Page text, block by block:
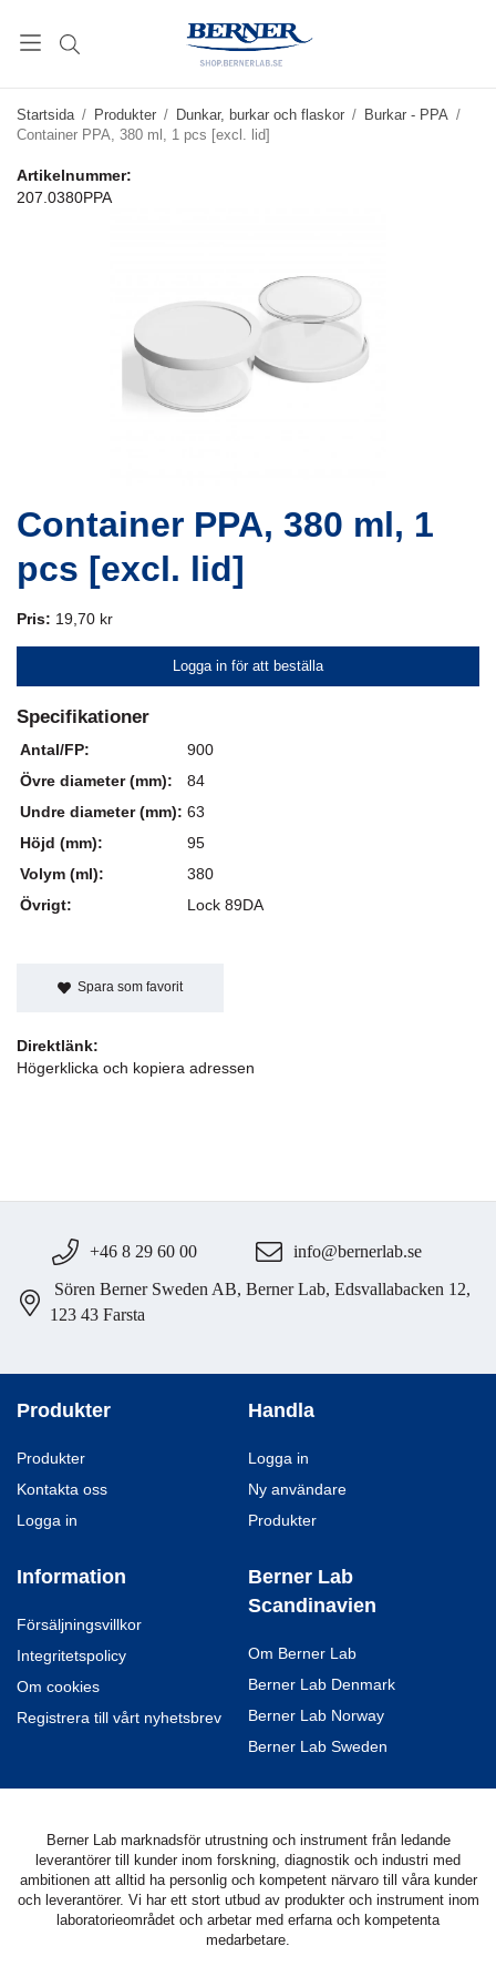
Startsida / Produkter / Dunkar, burkar och flaskor / Burkar - PPA /
Container PPA, 380 ml, 1 pcs [excl. lid]
Artikelnummer:
207.0380PPA
Container PPA, 380 ml, 1
pcs [excl. lid]
Pris: 19,70 kr
Logga in för att beställa
Specifikationer
Antal/FP:
900
Övre diameter (mm):
84
Undre diameter (mm): 63
Höjd (mm):
95
Volym (ml):
380
Övrigt:
Lock 89DA
Spara som favorit
Direktlänk:
Högerklicka och kopiera adressen
+46 8 29 60 00 info@bernerlab.se
Sören Berner Sweden AB, Berner Lab, Edsvallabacken 12,
123 43 Farsta
Produkter
Produkter
Kontakta oss
Logga in
Handla
Logga in
Ny användare
Produkter
Information
Försäljningsvillkor
Integritetspolicy
Om cookies
Registrera till vårt nyhetsbrev
Berner Lab
Scandinavien
Om Berner Lab
Berner Lab Denmark
Berner Lab Norway
Berner Lab Sweden
Berner Lab marknadsför utrustning och instrument från ledande
leverantörer till kunder inom forskning, diagnostik och industri med
ambitionen att alltid ha personlig och kompetent närvaro till våra kunder
och leverantörer. Vi har ett stort utbud av produkter och instrument inom
laboratorieområdet och arbetar med erfarna och kompetenta
medarbetare.